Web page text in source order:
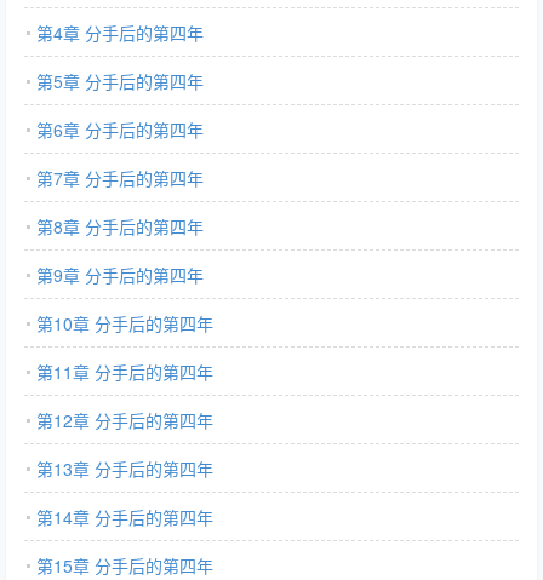
第4章 分手后的第四年
第5章 分手后的第四年
第6章 分手后的第四年
第7章 分手后的第四年
第8章 分手后的第四年
第9章 分手后的第四年
第10章 分手后的第四年
第11章 分手后的第四年
第12章 分手后的第四年
第13章 分手后的第四年
第14章 分手后的第四年
第15章 分手后的第四年